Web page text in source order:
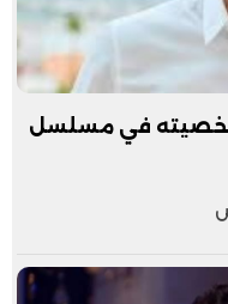
في مسلسل